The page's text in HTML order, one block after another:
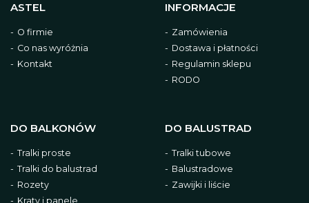
ASTEL
O firmie
Co nas wyróżnia
Kontakt
INFORMACJE
Zamówienia
Dostawa i płatności
Regulamin sklepu
RODO
DO BALKONÓW
Tralki proste
Tralki do balustrad
Rozety
Kraty i panele
DO BALUSTRAD
Tralki tubowe
Balustradowe
Zawijki i liście